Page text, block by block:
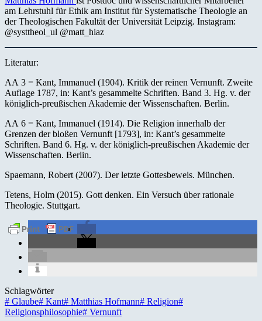
am Lehrstuhl für Ethik am Institut für Systematische Theologie an
der Theologischen Fakultät der Universität Leipzig. Instagram:
@systtheol_ul @matt_hiaz
Literatur:
AA 3 = Kant, Immanuel (1904). Kritik der reinen Vernunft. Zweite
Auflage 1787, in: Kant’s gesammelte Schriften. Band 3. Hg. v. der
königlich-preußischen Akademie der Wissenschaften. Berlin.
AA 6 = Kant, Immanuel (1914). Die Religion innerhalb der
Grenzen der bloßen Vernunft [1793], in: Kant’s gesammelte
Schriften. Band 6. Hg. v. der königlich-preußischen Akademie der
Wissenschaften. Berlin.
Spaemann, Robert (2007). Der letzte Gottesbeweis. München.
Tetens, Holm (2015). Gott denken. Ein Versuch über rationale
Theologie. Stuttgart.
Schlagwörter
# Glaube# Kant# Matthias Hofmann# Religion#
Religionsphilosophie# Vernunft